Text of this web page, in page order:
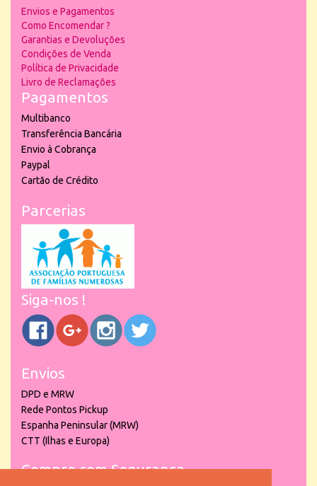
Envios e Pagamentos
Como Encomendar ?
Garantias e Devoluções
Condições de Venda
Política de Privacidade
Livro de Reclamações
Pagamentos
Multibanco
Transferência Bancária
Envio à Cobrança
Paypal
Cartão de Crédito
Parcerias
Siga-nos !
Envios
DPD e MRW
Rede Pontos Pickup
Espanha Peninsular (MRW)
CTT (Ilhas e Europa)
Compre com Segurança